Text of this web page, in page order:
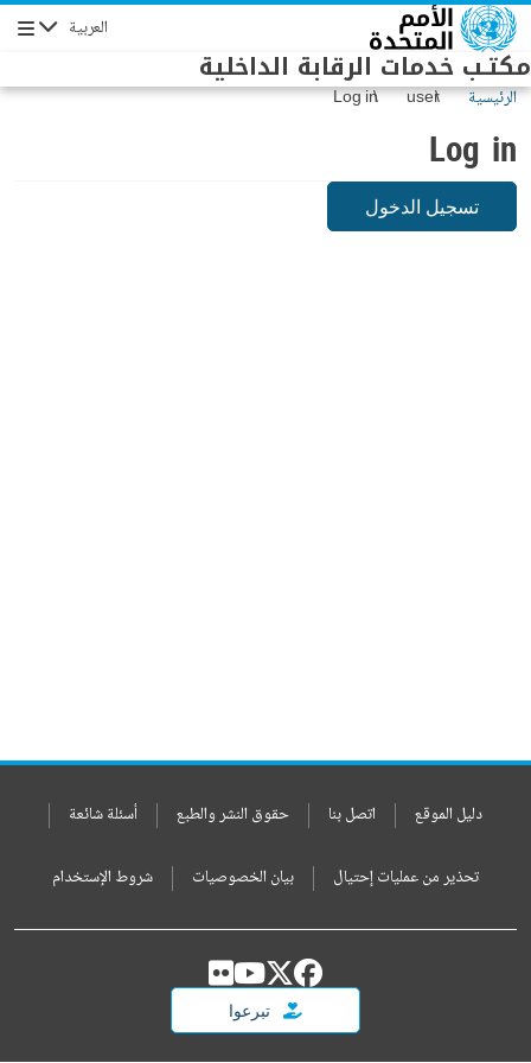
Skip to main content العربية
مكتـب خدمات الرقابة الداخلية
الرئيسية user
Log in
Log in
تسجيل الدخول
دليل الموقع اتصل بنا حقوق النشر والطبع أسئلة شائعة
تحذير من عمليات إحتيال بيان الخصوصيات شروط الإستخدام
تبرعوا